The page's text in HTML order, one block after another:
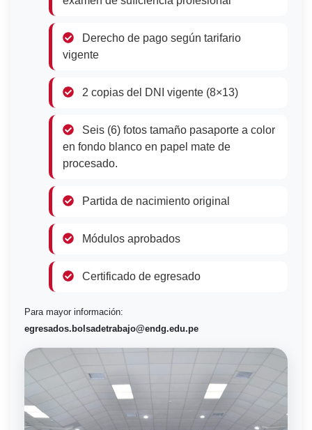
Derecho de pago según tarifario
vigente
2 copias del DNI vigente (8×13)
Seis (6) fotos tamaño pasaporte a color
en fondo blanco en papel mate de
procesado.
Partida de nacimiento original
Módulos aprobados
Certificado de egresado
Para mayor información:
egresados.bolsadetrabajo@endg.edu.pe